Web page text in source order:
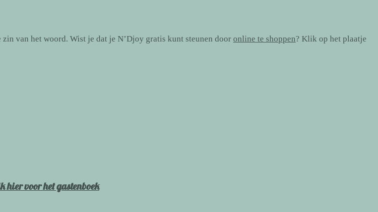
van het woord. Wist je dat je N’Djoy gratis kunt steunen door online te shoppen? Klik op het plaatje
hier voor het gastenboek